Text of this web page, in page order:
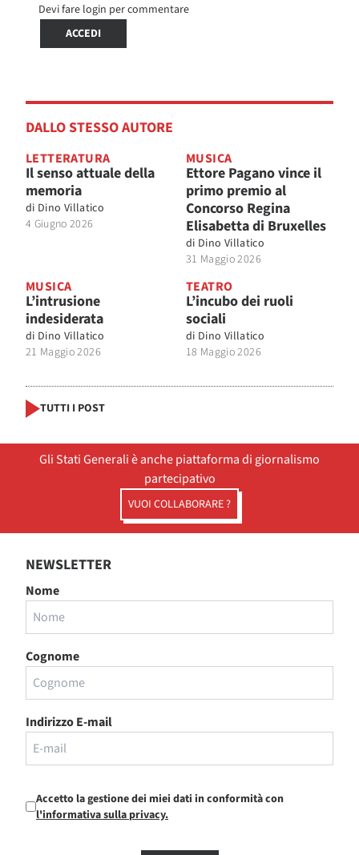
Devi fare login per commentare
ACCEDI
DALLO STESSO AUTORE
LETTERATURA
Il senso attuale della
memoria
di Dino Villatico
4 Giugno 2026
MUSICA
Ettore Pagano vince il
primo premio al
Concorso Regina
Elisabetta di Bruxelles
di Dino Villatico
31 Maggio 2026
MUSICA
L’intrusione
indesiderata
di Dino Villatico
21 Maggio 2026
TEATRO
L’incubo dei ruoli
sociali
di Dino Villatico
18 Maggio 2026
TUTTI I POST
Gli Stati Generali è anche piattaforma di giornalismo
partecipativo
VUOI COLLABORARE ?
NEWSLETTER
Nome
Cognome
Indirizzo E-mail
Accetto la gestione dei miei dati in conformità con
l'informativa sulla privacy.